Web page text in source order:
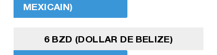
MEXICAIN)
6 BZD (DOLLAR DE BELIZE)